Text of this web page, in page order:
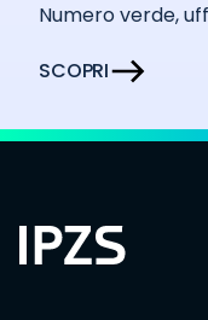
Numero verde,
SCOPRI